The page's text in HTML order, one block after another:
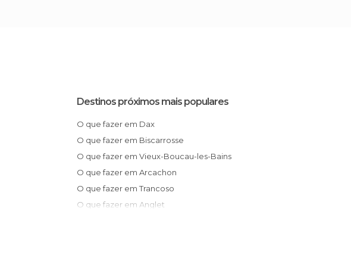
Destinos próximos mais populares
O que fazer em Dax
O que fazer em Biscarrosse
O que fazer em Vieux-Boucau-les-Bains
O que fazer em Arcachon
O que fazer em Trancoso
O que fazer em Anglet